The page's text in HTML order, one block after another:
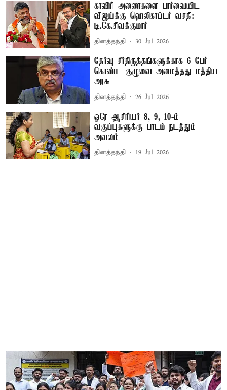
காவிரி அணைகளை பார்வையிட
விஜய்க்கு ஹெலிகாப்டர் வசதி:
டி.கே.சிவக்குமார்
தினத்தந்தி 30 Jul 2026
தேர்வு சீர்திருத்தங்களுக்காக 6 பேர்
கொண்ட குழுவை அமைத்தது மத்திய
அரசு
தினத்தந்தி 26 Jul 2026
ஒரே ஆசிரியர் 8, 9, 10-ம்
வகுப்புகளுக்கு பாடம் நடத்தும்
அவலம்
தினத்தந்தி 19 Jul 2026